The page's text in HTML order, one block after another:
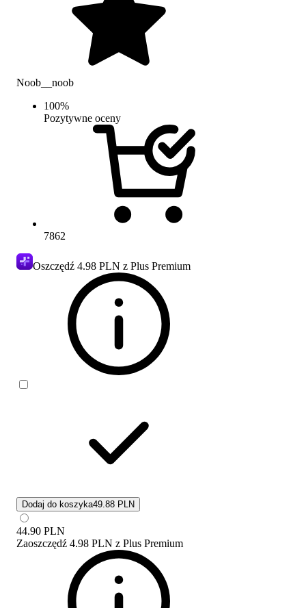
Noob__noob
100%
Pozytywne oceny
7862
Oszczędź 4.98 PLN z Plus Premium
Dodaj do koszyka49.88 PLN
44.90 PLN
Zaoszczędź 4.98 PLN z Plus Premium